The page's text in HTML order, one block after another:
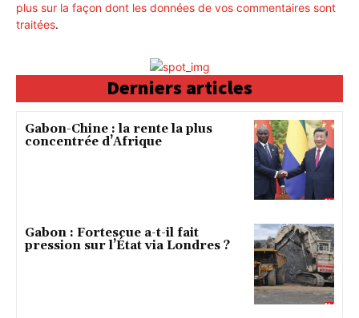
plus sur la façon dont les données de vos commentaires sont
traitées.
Derniers articles
Gabon-Chine : la rente la plus
concentrée d’Afrique
Gabon : Fortescue a-t-il fait
pression sur l’État via Londres ?